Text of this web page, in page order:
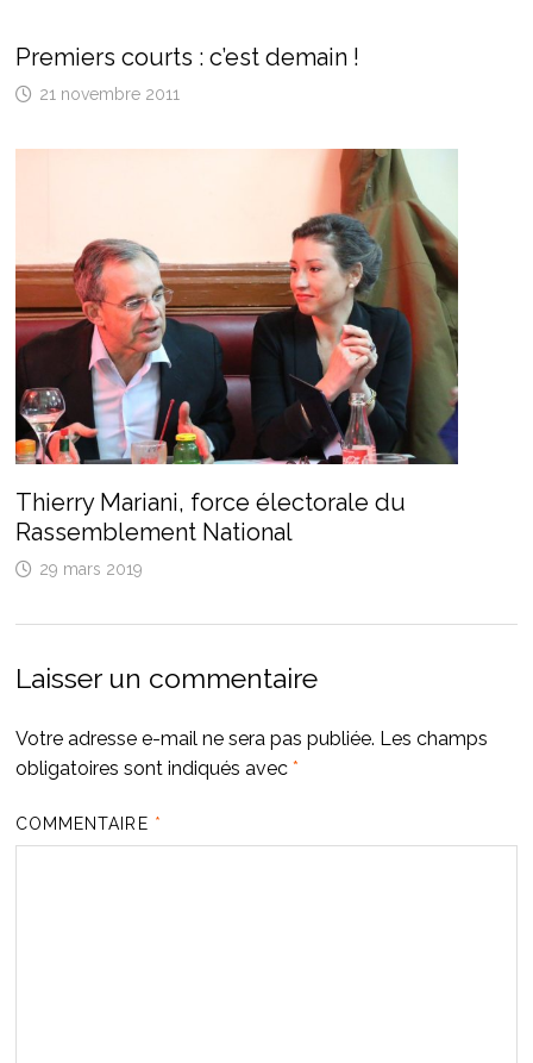
Premiers courts : c’est demain !
21 novembre 2011
Thierry Mariani, force électorale du
Rassemblement National
29 mars 2019
Laisser un commentaire
Votre adresse e-mail ne sera pas publiée. Les champs
obligatoires sont indiqués avec *
COMMENTAIRE *